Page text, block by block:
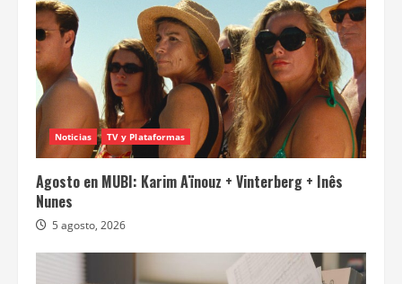
Noticias TV y Plataformas
Agosto en MUBI: Karim Aïnouz + Vinterberg + Inês
Nunes
5 agosto, 2026